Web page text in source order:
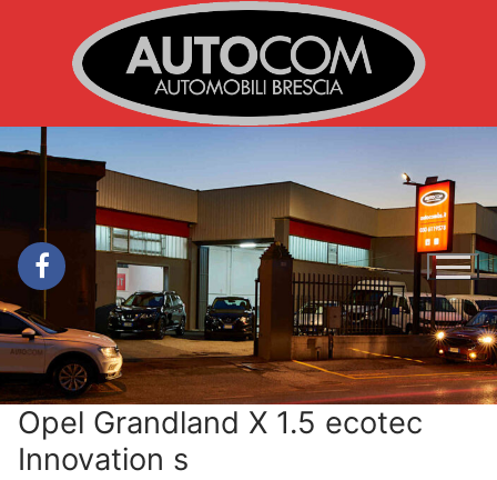
contenuto
Opel Grandland X 1.5 ecotec
Innovation s